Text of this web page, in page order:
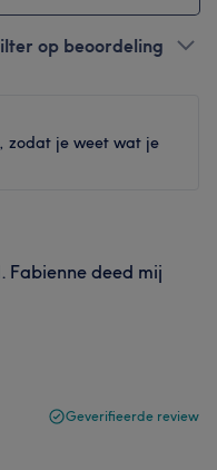
op beoordeling
zodat je weet wat je
Fabienne deed mij
Geverifieerde review